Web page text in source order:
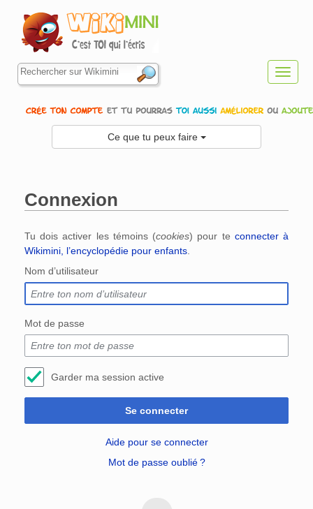
Ce que tu peux faire
Connexion
Tu dois activer les témoins (cookies) pour te connecter à
Wikimini, l’encyclopédie pour enfants.
Nom d’utilisateur
Mot de passe
Garder ma session active
Se connecter
Aide pour se connecter
Mot de passe oublié ?